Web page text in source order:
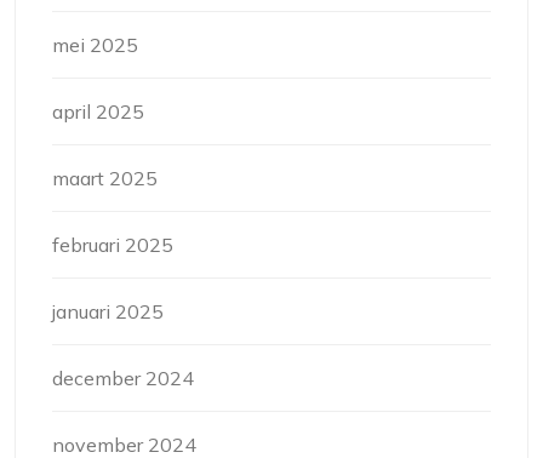
mei 2025
april 2025
maart 2025
februari 2025
januari 2025
december 2024
november 2024